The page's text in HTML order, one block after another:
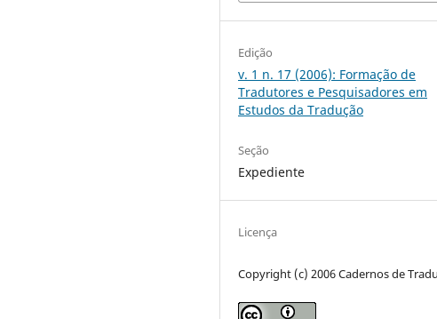
Edição
v. 1 n. 17 (2006): Formação de
Tradutores e Pesquisadores em
Estudos da Tradução
Seção
Expediente
Licença
Copyright (c) 2006 Cadernos de